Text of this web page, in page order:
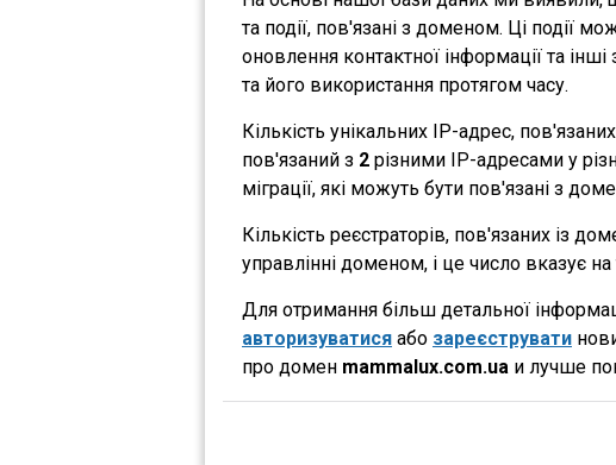
та події, пов'язані з доменом. Ці події
оновлення контактної інформації та
та його використання протягом часу.
Кількість унікальних IP-адрес,
пов'язаний з 2 різними IP-адресами у
міграції, які можуть бути пов'язані з
Кількість реєстраторів, пов'язаних із
управлінні доменом, і це число вказує
Для отримання більш детальної
авторизуватися або зареєструвати
про домен mammalux.com.ua и лучше